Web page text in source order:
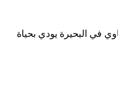
في البحيرة يودي بحياة